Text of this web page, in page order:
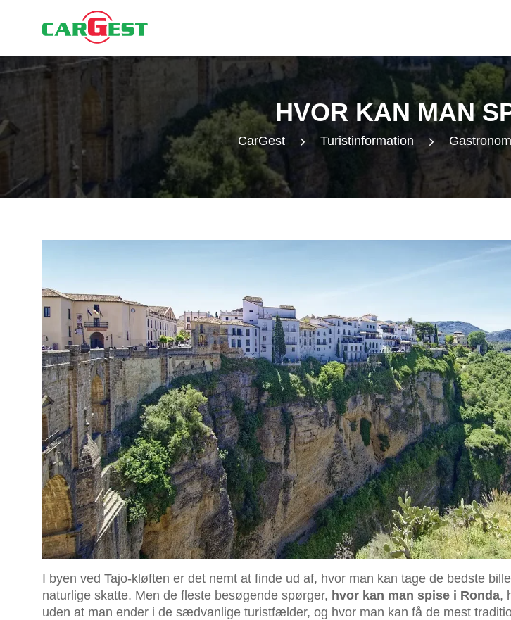
HVOR KAN MAN
CarGest Turistinformation
I byen ved Tajo-kløften er det nemt at finde ud af, hvor man kan tage de bedste
naturlige skatte. Men de fleste besøgende spørger, hvor kan man spise i Ronda,
uden at man ender i de sædvanlige turistfælder, og hvor man kan få de mest